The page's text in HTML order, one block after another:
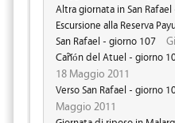
Altra giornata in San
Escursione alla Reserva
San Rafael - giorno 107
Cañón del Atuel - giorno
18 Maggio 2011
Verso San Rafael - giorno
Maggio 2011